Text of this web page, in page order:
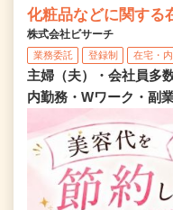
化粧品などに関する
株式会社ビサーチ
業務委託 登録制 在宅・
主婦（夫）・会社員多
内勤務・Wワーク・副